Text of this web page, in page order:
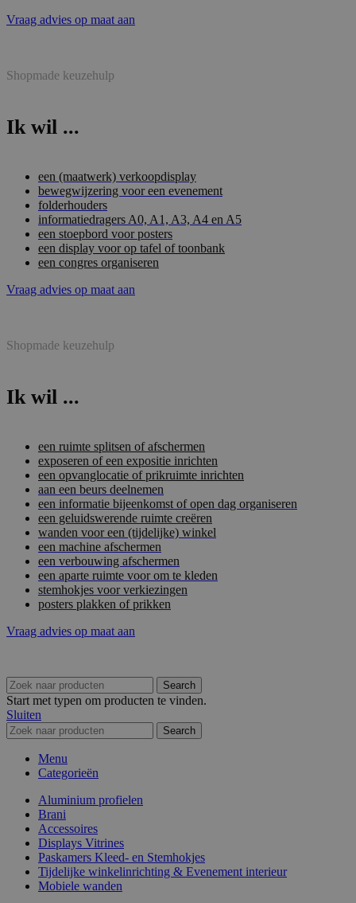
Vraag advies op maat aan
Shopmade keuzehulp
Ik wil ...
een (maatwerk) verkoopdisplay
bewegwijzering voor een evenement
folderhouders
informatiedragers A0, A1, A3, A4 en A5
een stoepbord voor posters
een display voor op tafel of toonbank
een congres organiseren
Vraag advies op maat aan
Shopmade keuzehulp
Ik wil ...
een ruimte splitsen of afschermen
exposeren of een expositie inrichten
een opvanglocatie of prikruimte inrichten
aan een beurs deelnemen
een informatie bijeenkomst of open dag organiseren
een geluidswerende ruimte creëren
wanden voor een (tijdelijke) winkel
een machine afschermen
een verbouwing afschermen
een aparte ruimte voor om te kleden
stemhokjes voor verkiezingen
posters plakken of prikken
Vraag advies op maat aan
Search
Start met typen om producten te vinden.
Sluiten
Search
Menu
Categorieën
Aluminium profielen
Brani
Accessoires
Displays Vitrines
Paskamers Kleed- en Stemhokjes
Tijdelijke winkelinrichting & Evenement interieur
Mobiele wanden